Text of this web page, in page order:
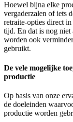
Hoewel bijna elke
vergaderzalen of iets
retraite-opties direct
tijd. En dat is nog niet
worden ook
gebruikt.
De vele mogelijke
productie
Op basis van onze
de doeleinden
productie worden